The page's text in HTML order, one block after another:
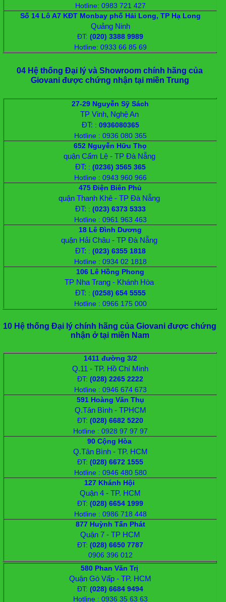
Hotline: 0983 721 427
Số 14 Lô A7 KĐT Monbay phố Hải Long, TP Hạ Long
Quảng Ninh
ĐT:‭(020) 3388 9989
Hotline: 0933 66 85 69
04 Hệ thống Đại lý và Showroom chính hãng của
Giovani được chứng nhận tại miền Trung
27-29 Nguyễn Sỹ Sách
TP Vinh, Nghệ An
ĐT: : 0936080365
Hotline : 0936 080 365
652 Nguyễn Hữu Thọ
quận Cẩm Lệ - TP Đà Nẵng
ĐT: : (0236) 3565 365
Hotline : 0943 960 966
475 Điện Biên Phủ
quận Thanh Khê - TP Đà Nẵng
ĐT: : (023) 6373 5333
Hotline : 0961 963 463
18 Lê Đình Dương
quận Hải Châu - TP Đà Nẵng
ĐT: : (023) 6355 1818
Hotline : 0934 02 1818
106 Lê Hồng Phong
TP Nha Trang - Khánh Hòa
ĐT: : (0258) 654 5555
Hotline : 0966 175 000
10 Hệ thống Đại lý chính hãng của Giovani được chứng
nhận ở tại miền Nam
1411 đường 3/2
Q.11 - TP. Hồ Chí Minh
ĐT:(028) 2265 2222
Hotline : 0946 674 673
591 Hoàng Văn Thụ
Q.Tân Bình - TPHCM
ĐT:(028) 6682 5220
Hotline : 0928 97 97 97
90 Cộng Hòa
Q.Tân Bình - TP. HCM
ĐT:(028) 6672 1555
Hotline : 0946 480 580
127 Khánh Hội
Quận 4 - TP. HCM
ĐT:(028) 6654 1999
Hotline : 0986 718 448
877 Huỳnh Tấn Phát
Quận 7 - TP HCM
ĐT:(028) 6650 7787
0906 396 012
580 Phan Văn Trị
Quận Gò Vấp - TP. HCM
ĐT:(028) 6684 9494
Hotline : 0936 35 63 63